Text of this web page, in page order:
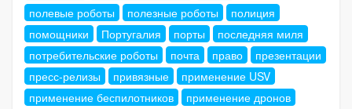
полевые роботы
полезные роботы
полиция
помощники
Португалия порты
последняя миля
потребительские роботы
почта право
презентации
пресс-релизы
привязные
применение USV
применение беспилотников
применение дронов